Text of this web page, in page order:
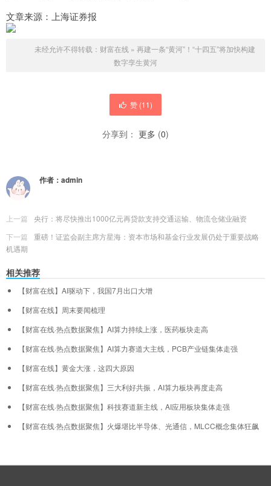
文章来源：上海证券报
未经允许不得转载： 财富在线 » 再建一条“黄河”！“十四五”将加快构建
数字孪生黄河
赞 (11)
分享到： 更多 (0)
作者： admin
上一篇
央行：将尽快推出1000亿元再贷款支持交通运输、物流仓储业融资
下一篇
重磅！证监会副主席方星海：资本市场和基金行业发展仍处于重要战略
机遇期
相关推荐
【财富在线】AI驱动下，我国7月出口大增
【财富在线】周末要闻梳理
【财富在线·热点数据聚焦】AI算力持续上涨，医药板块走高
【财富在线·热点数据聚焦】AI算力赛道大主线，PCB产业链集体走强
【财富在线】黄金大涨，这四大原因
【财富在线·热点数据聚焦】三大利好共振，AI算力板块再度走高
【财富在线·热点数据聚焦】科技赛道新主线，AI应用板块集体走强
【财富在线·热点数据聚焦】火爆堪比半导体、光通信，MLCC概念集体狂飙